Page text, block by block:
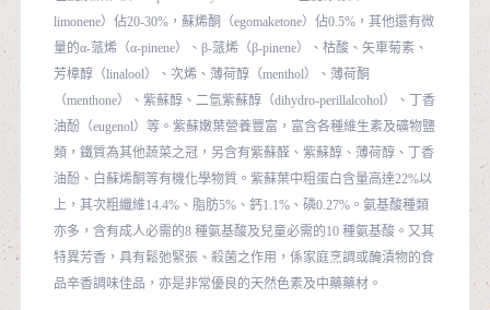
limonene）佔20-30%，蘇烯酮（egomaketone）佔0.5%，其他還有微
量的α-蒎烯（α-pinene）、β-蒎烯（β-pinene）、枯酸、矢車菊素、
芳樟醇（linalool）、次烯、薄荷醇（menthol）、薄荷酮
（menthone）、紫蘇醇、二氫紫蘇醇（dihydro-perillalcohol）、丁香
油酚（eugenol）等。紫蘇嫩葉營養豐富，富含各種維生素及礦物鹽
類，鐵質為其他蔬菜之冠，另含有紫蘇醛、紫蘇醇、薄荷醇、丁香
油酚、白蘇烯酮等有機化學物質。紫蘇葉中粗蛋白含量高達22%以
上，其次粗纖維14.4%、脂肪5%、鈣1.1%、磷0.27%。氨基酸種類
亦多，含有成人必需的8 種氨基酸及兒童必需的10 種氨基酸。又其
特異芳香，具有鬆弛緊張、殺菌之作用，係家庭烹調或醃漬物的食
品辛香調味佳品，亦是非常優良的天然色素及中藥藥材。